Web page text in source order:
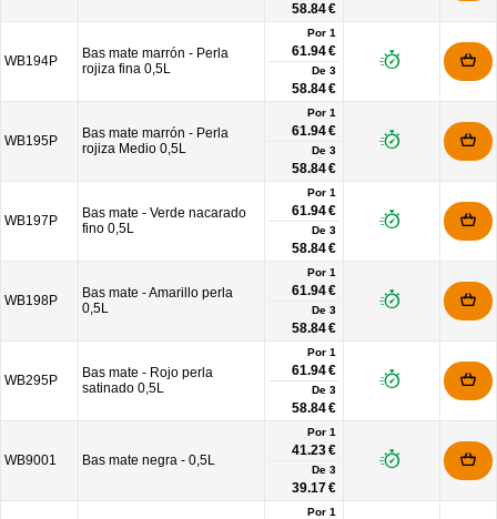
58.84 €
WB194P
Bas mate marrón - Perla
rojiza fina 0,5L
Por 1
61.94 €
De 3
58.84 €
WB195P
Bas mate marrón - Perla
rojiza Medio 0,5L
Por 1
61.94 €
De 3
58.84 €
WB197P
Bas mate - Verde nacarado
fino 0,5L
Por 1
61.94 €
De 3
58.84 €
WB198P
Bas mate - Amarillo perla
0,5L
Por 1
61.94 €
De 3
58.84 €
WB295P
Bas mate - Rojo perla
satinado 0,5L
Por 1
61.94 €
De 3
58.84 €
WB9001 Bas mate negra - 0,5L
Por 1
41.23 €
De 3
39.17 €
Por 1